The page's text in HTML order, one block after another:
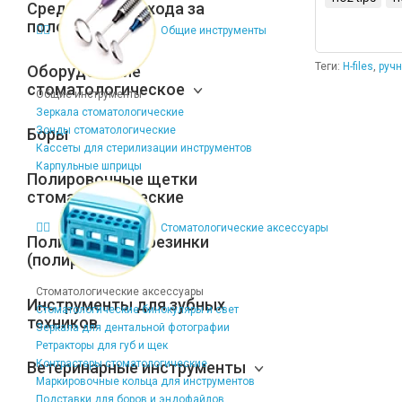
Общие инструменты
Общие инструменты
Зеркала стоматологические
Зонды стоматологические
Кассеты для стерилизации инструментов
Карпульные шприцы
Стоматологические аксессуары
Стоматологические аксессуары
Стоматологические бинокуляры и свет
Зеркала для дентальной фотографии
Ретракторы для губ и щек
Контрастеры стоматологические
Маркировочные кольца для инструментов
Подставки для боров и эндофайлов
Средства для ухода за
полостью рта
Оборудование
стоматологическое
Боры
Полировочные щетки
стоматологические
Полировочные резинки
(полиры)
Инструменты для зубных
техников
Ветеринарные инструменты
Теги: H-files,